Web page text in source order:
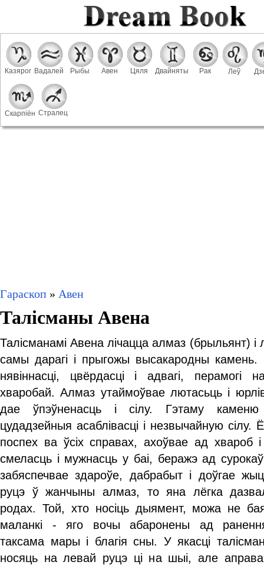
Казярог Вадалей Рыбы Авен Цяля Двайняты Рак Леў
Скарпіён Стралец
Гараскоп » Авен
Талісманы Авена
Талісманамі Авена лічацца алмаз (брыльянт)
самы дарагі і прыгожы высакародны камень.
нявіннасці, цвёрдасці і адвагі, перамогі
хваробай. Алмаз утаймоўвае лютасьць і
дае ўпэўненасць і сілу. Гэтаму каменю
цудадзейныя асаблівасці і незвычайную сілу.
поспех ва ўсіх справах, ахоўвае ад хвароб
смеласць і мужнасць у баі, беражэ ад
забяспечвае здароўе, дабрабыт і доўгае
руцэ ў жанчыны алмаз, то яна лёгка
родах. Той, хто носіць дыямент, можа не
маланкі - яго вочы абаронены ад
таксама мары і благія сны. У якасці
носяць на левай руцэ ці на шыі, але